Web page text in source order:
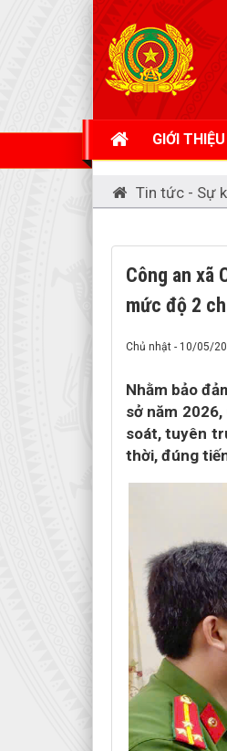
GIỚI THIỆU
Tin tức - Sự
Công an xã
mức độ 2
Chủ nhật - 10/05/
Nhằm bảo
sở năm
soát, tuyên
thời, đúng